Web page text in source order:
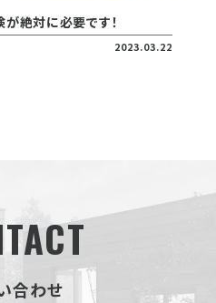
絶対に必要です！
2023.03.22
合わせ